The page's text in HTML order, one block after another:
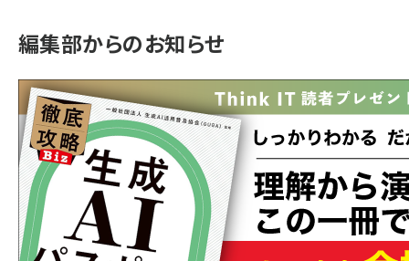
編集部からのお知らせ